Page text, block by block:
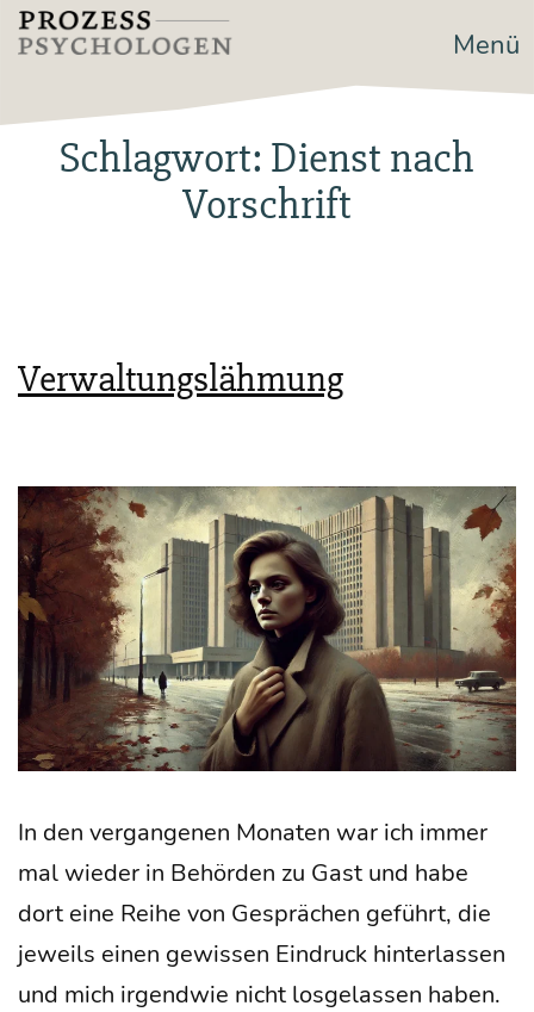
Zum
Inhalt
Prozesspsychologen Menü
Schlagwort: Dienst nach
Vorschrift
Verwaltungslähmung
In den ver­gan­ge­nen Mona­ten war ich immer
mal wie­der in Behör­den zu Gast und habe
dort eine Rei­he von Gesprä­chen geführt, die
jeweils einen gewis­sen Ein­druck hin­ter­las­sen
und mich irgend­wie nicht los­ge­las­sen haben.